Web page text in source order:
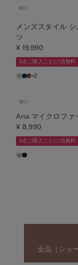
メンズスタイル
ツ
¥ 19,990
3点ご購入ごとに1点無料
+2
Aria マイクロファ
¥ 8,990
3点ご購入ごとに1点無料
全品（ショ